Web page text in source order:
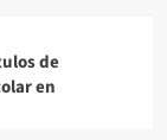
de
en